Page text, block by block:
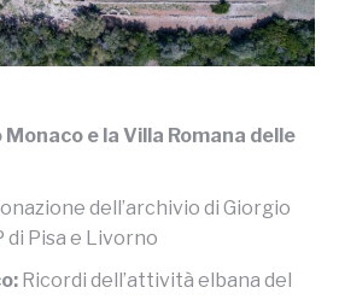
e la Villa Romana delle
dell’archivio di Giorgio
di Pisa e Livorno
Ricordi dell’attività elbana del